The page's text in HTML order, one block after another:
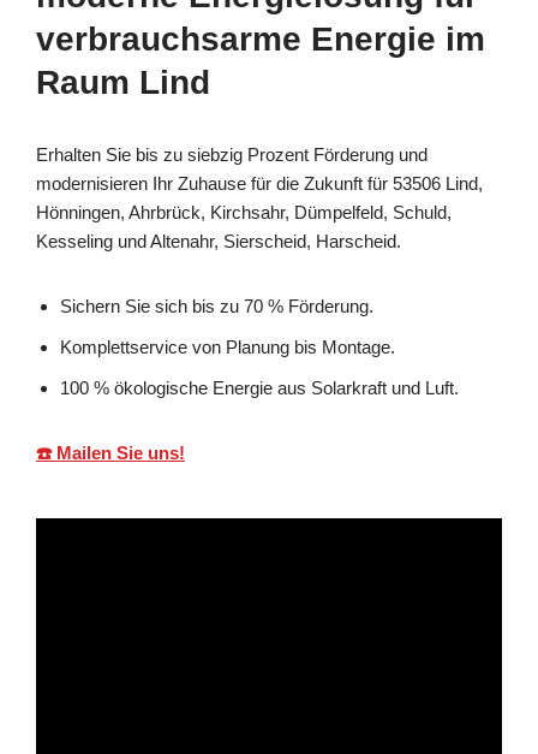
verbrauchsarme Energie im
Raum Lind
Erhalten Sie bis zu siebzig Prozent Förderung und
modernisieren Ihr Zuhause für die Zukunft für 53506 Lind,
Hönningen, Ahrbrück, Kirchsahr, Dümpelfeld, Schuld,
Kesseling und Altenahr, Sierscheid, Harscheid.
Sichern Sie sich bis zu 70 % Förderung.
Komplettservice von Planung bis Montage.
100 % ökologische Energie aus Solarkraft und Luft.
☎️ Mailen Sie uns!